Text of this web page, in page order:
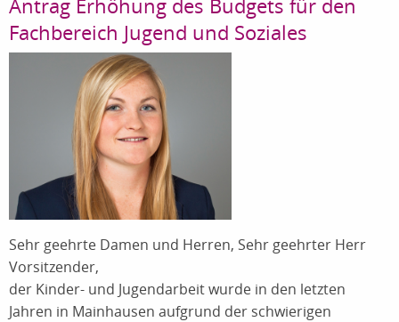
Antrag Erhöhung des Budgets für den
Fachbereich Jugend und Soziales
Sehr geehrte Damen und Herren, Sehr geehrter Herr
Vorsitzender,
der Kinder- und Jugendarbeit wurde in den letzten
Jahren in Mainhausen aufgrund der schwierigen